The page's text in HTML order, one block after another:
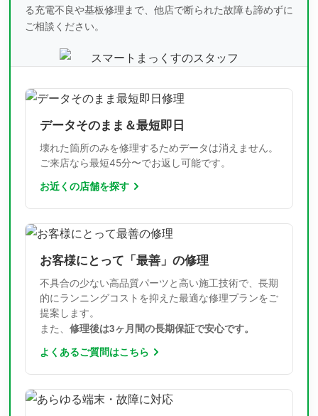
る充電不良や基板修理まで、 他店で断られた故障も諦めずに
ご相談ください。
データそのまま＆最短即日
壊れた箇所のみを修理するためデータは消えません。
ご来店なら最短45分〜でお返し可能です。
お近くの店舗を探す
お客様にとって「最善」の修理
不具合の少ない高品質パーツと高い施工技術で、長期
的にランニングコストを抑えた最適な修理プランをご
提案します。
また、 修理後は3ヶ月間の長期保証で安心です。
よくあるご質問はこちら